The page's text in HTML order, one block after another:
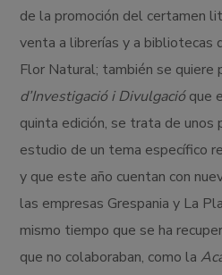
de la promoción del certamen
venta a librerías y a bibliotecas
Flor Natural; también se quiere
d’Investigació i Divulgacióque
quinta edición, se trata de unos
estudio de un tema específico
y que este año cuentan con
las empresas Grespania y La
mismo tiempo que se ha
que no colaboraban, como la